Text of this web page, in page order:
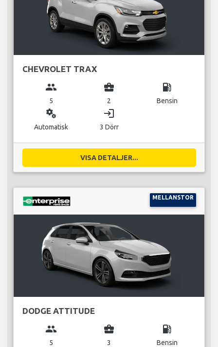
CHEVROLET TRAX
group
5
business_center
2
local_gas_station
Bensin
miscellaneous_services
Automatisk
login
3 Dörr
VISA DETALJER...
MELLANSTOR
DODGE ATTITUDE
group
5
business_center
3
local_gas_station
Bensin